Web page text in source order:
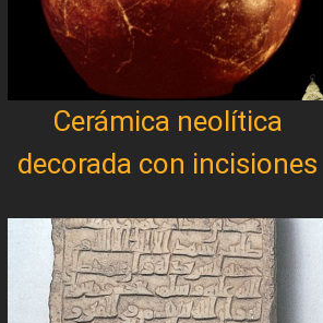
Cerámica neolítica
decorada con incisiones